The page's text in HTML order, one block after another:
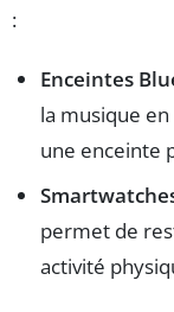
:
Enceintes
la musique
une enceinte
permet de
activité